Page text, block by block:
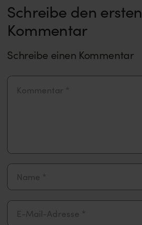
Schreibe den ersten
Kommentar
Schreibe einen Kommentar